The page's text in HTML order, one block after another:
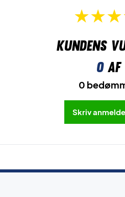
Kundens
0af
0
Skriv